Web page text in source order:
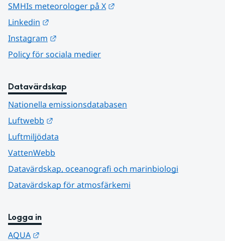
SMHIs meteorologer på X
Linkedin
Instagram
Policy för sociala medier
Datavärdskap
Nationella emissionsdatabasen
Luftwebb
Luftmiljödata
VattenWebb
Datavärdskap, oceanografi och marinbiologi
Datavärdskap för atmosfärkemi
Logga in
AQUA